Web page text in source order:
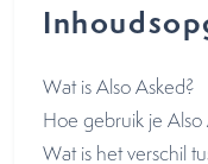
Wat is Also Asked?
Hoe gebruik je Also
Wat is het verschil